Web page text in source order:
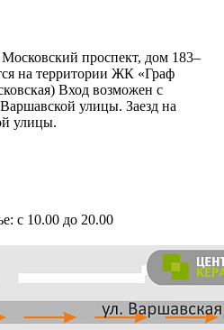
проспект, дом 183–
на территории ЖК «Граф
Вход возможен с
улицы. Заезд на
улицы.
с 10.00 до 20.00